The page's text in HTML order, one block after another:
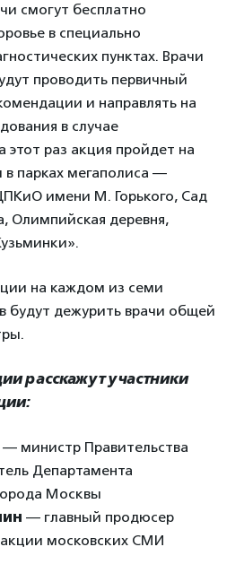
смогут бесплатно
в специально
пунктах. Врачи
проводить первичный
и направлять на
в случае
раз акция пройдет на
в парках мегаполиса —
имени М. Горького, Сад
Олимпийская деревня,
на каждом из семи
будут дежурить врачи общей
расскажут участники
— министр Правительства
Департамента
Москвы
— главный продюсер
московских СМИ